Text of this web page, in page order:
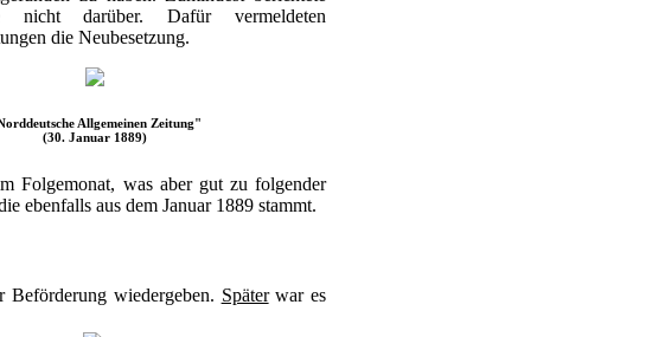
nicht darüber. Dafür vermeldeten
die Neubesetzung.
Allgemeinen Zeitung"
(30. Januar 1889)
Folgemonat, was aber gut zu folgender
ebenfalls aus dem Januar 1889 stammt.
Beförderung wiedergeben. Späterwar es